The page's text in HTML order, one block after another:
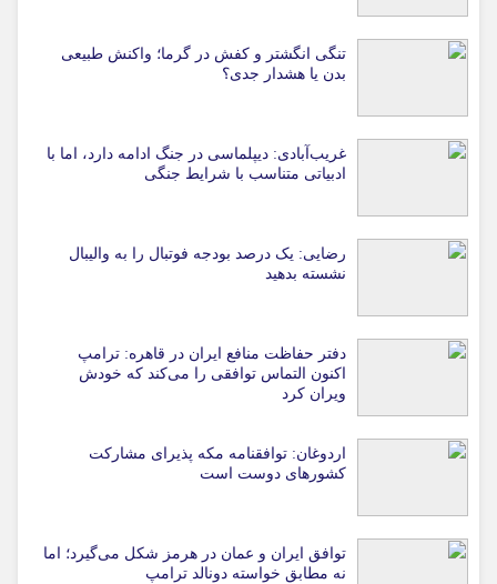
تنگی انگشتر و کفش در گرما؛ واکنش طبیعی
بدن یا هشدار جدی؟
غریب‌آبادی: دیپلماسی در جنگ ادامه دارد، اما با
ادبیاتی متناسب با شرایط جنگی
رضایی: یک درصد بودجه فوتبال را به والیبال
نشسته بدهید
دفتر حفاظت منافع ایران در قاهره: ترامپ
اکنون التماس توافقی را می‌کند که خودش
ویران کرد
اردوغان: توافقنامه مکه پذیرای مشارکت
کشورهای دوست است
توافق ایران و عمان در هرمز شکل می‌گیرد؛ اما
نه مطابق خواسته دونالد ترامپ